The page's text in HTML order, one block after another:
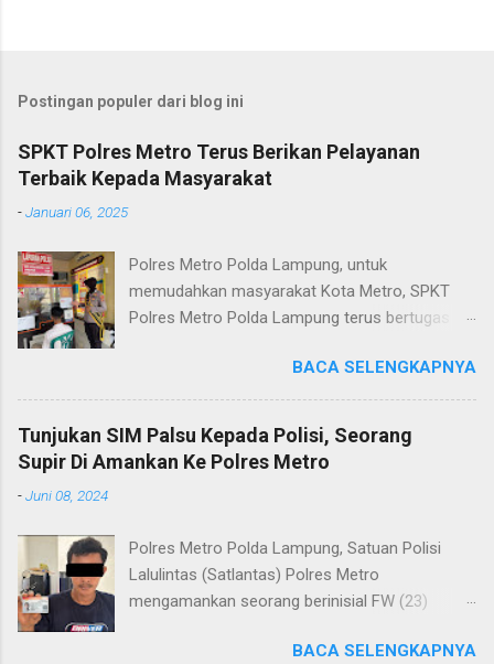
Postingan populer dari blog ini
SPKT Polres Metro Terus Berikan Pelayanan
Terbaik Kepada Masyarakat
-Januari 06, 2025
Polres Metro Polda Lampung, untuk
memudahkan masyarakat Kota Metro, SPKT
Polres Metro Polda Lampung terus bertugas
terkait layanan pengaduan, pelayanan SKCK dan
pelayanan Identifikasi sidik jari secara terpadu
kepada masyarakat. Senin (06/01/2025) Dalam
mewujudkan pelayanan prima kepolisian, SPKT
Heri Sulistyo Nugroho S.IK, M.IK mengatakan
“SPKT Polres Metro akan terus berusaha
memberikan pelayanan yang terbaik kepada
BACA SELENGKAPNYA
Tunjukan SIM Palsu Kepada Polisi, Seorang
Supir Di Amankan Ke Polres Metro
-Juni 08, 2024
Polres Metro Polda Lampung, Satuan Polisi
Lalulintas (Satlantas) Polres Metro
mengamankan seorang berinisial FW (23)
Truk pelanggar lalulintas dan menggunakan
BACA SELENGKAPNYA